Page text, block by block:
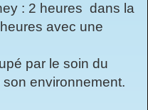
: 2 heures dans la
avec une
par le soin du
environnement.